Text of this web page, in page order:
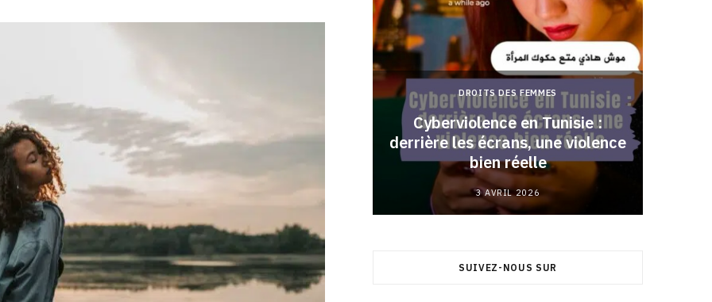
Stress après le travail :
comment relâcher la pression
DROITS DES FEMMES
Cyberviolence en Tunisie :
derrière les écrans, une violence
bien réelle
3 AVRIL 2026
SUIVEZ-NOUS SUR